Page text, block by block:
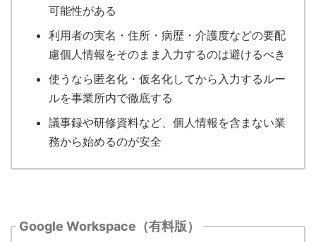
可能性がある
利用者の実名・住所・病歴・介護度などの要配
慮個人情報をそのまま入力するのは避けるべき
使うなら匿名化・仮名化してから入力するルー
ルを事業所内で徹底する
議事録や研修資料など、個人情報を含まない業
務から始めるのが安全
Google Workspace（有料版）